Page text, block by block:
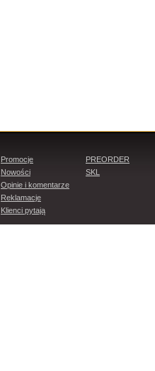
Promocje
Nowości
Opinie i komentarze
Reklamacje
Klienci pytają
PREORDER
SKL